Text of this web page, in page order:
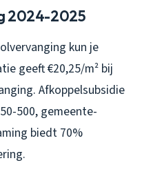
2024-2025
kun je
geeft €20,25/m² bij
Afkoppelsubsidie
500, gemeente-
biedt 70%